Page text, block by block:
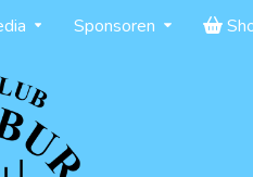
Sponsoren